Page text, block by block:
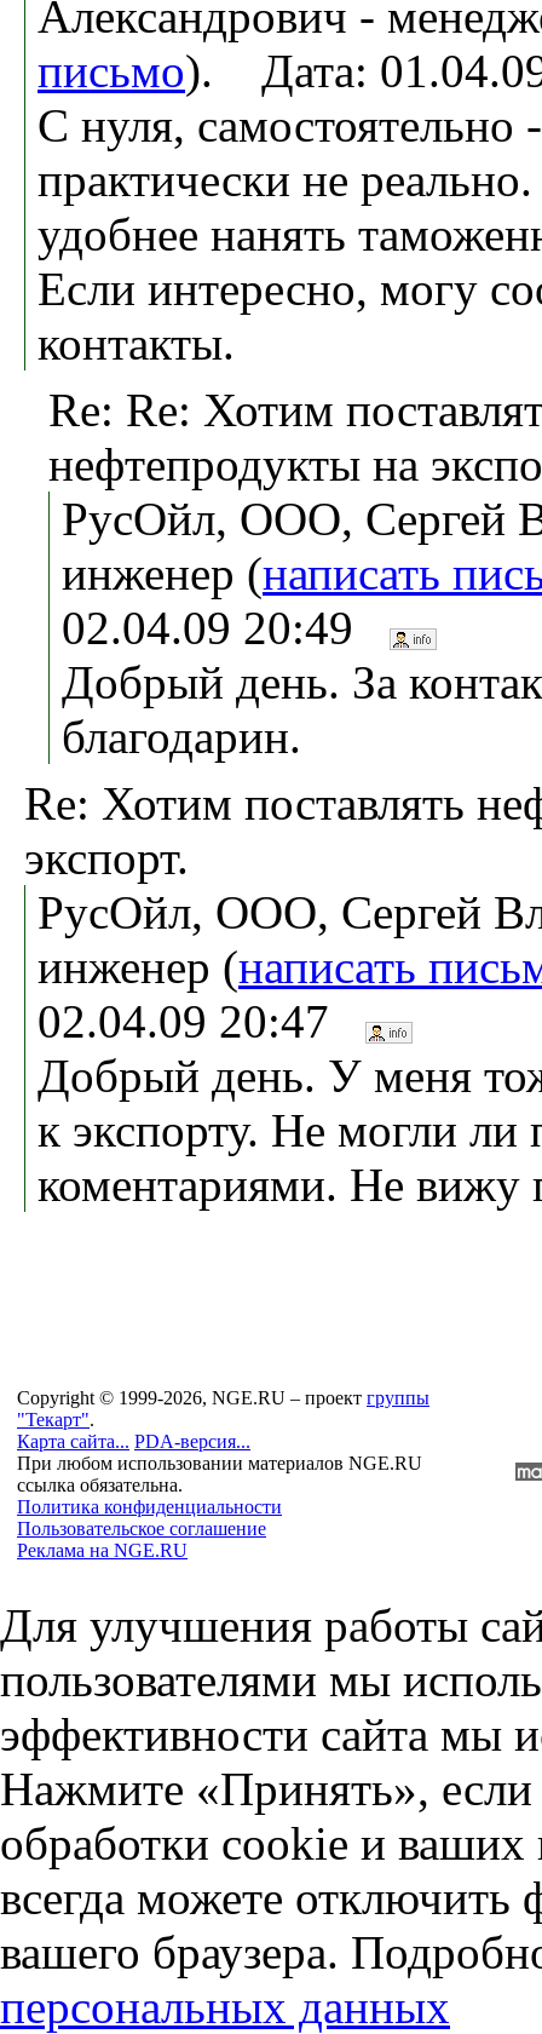
Александрович -
письмо). Дата:
С нуля, самостоятельно
практически не
удобнее нанять
Если интересно, могу
контакты.
Re: Re: Хотим
нефтепродукты на
РусОйл, ООО, Сергей
инженер (написать
02.04.09 20:49
Добрый день. За
благодарин.
Re: Хотим поставлять
экспорт.
РусОйл, ООО, Сергей
инженер (написать
02.04.09 20:47
Добрый день. У меня
к экспорту. Не могли ли
коментариями. Не вижу
Copyright © 1999-2026, NGE.RU – проект группы
"Текарт".
Карта сайта... PDA-версия...
При любом использовании материалов NGE.RU
ссылка обязательна.
Политика конфиденциальности
Пользовательское соглашение
Реклама на NGE.RU
Для улучшения работы
пользователями мы
эффективности сайта мы
Нажмите «Принять», если
обработки cookie и
всегда можете отключить
вашего браузера.
персональных данных